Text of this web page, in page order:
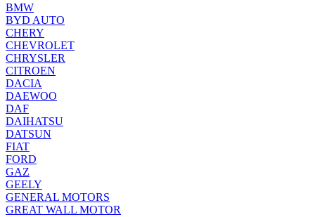
BMW
BYD AUTO
CHERY
CHEVROLET
CHRYSLER
CITROEN
DACIA
DAEWOO
DAF
DAIHATSU
DATSUN
FIAT
FORD
GAZ
GEELY
GENERAL MOTORS
GREAT WALL MOTOR